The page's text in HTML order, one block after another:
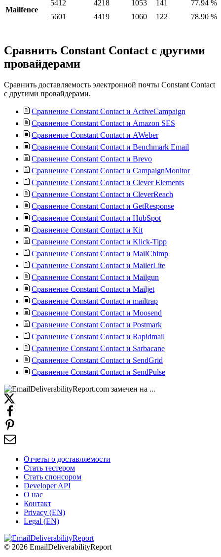
Mailfence
5412
5601
4218
4419
1053
1060
141
122
77.94 %
78.90 %
Сравнить Constant Contact с другими
провайдерами
Сравнить доставляемость электронной почты Constant Contact
с другими провайдерами.
Сравнение Constant Contact и ActiveCampaign
Сравнение Constant Contact и Amazon SES
Сравнение Constant Contact и AWeber
Сравнение Constant Contact и Benchmark Email
Сравнение Constant Contact и Brevo
Сравнение Constant Contact и CampaignMonitor
Сравнение Constant Contact и Clever Elements
Сравнение Constant Contact и CleverReach
Сравнение Constant Contact и GetResponse
Сравнение Constant Contact и HubSpot
Сравнение Constant Contact и Kit
Сравнение Constant Contact и Klick-Tipp
Сравнение Constant Contact и MailChimp
Сравнение Constant Contact и MailerLite
Сравнение Constant Contact и Mailgun
Сравнение Constant Contact и Mailjet
Сравнение Constant Contact и mailtrap
Сравнение Constant Contact и Moosend
Сравнение Constant Contact и Postmark
Сравнение Constant Contact и Rapidmail
Сравнение Constant Contact и Sarbacane
Сравнение Constant Contact и SendGrid
Сравнение Constant Contact и SendPulse
Отчеты о доставляемости
Стать тестером
Стать спонсором
Developer API
О нас
Контакт
Privacy (EN)
Legal (EN)
© 2026 EmailDeliverabilityReport